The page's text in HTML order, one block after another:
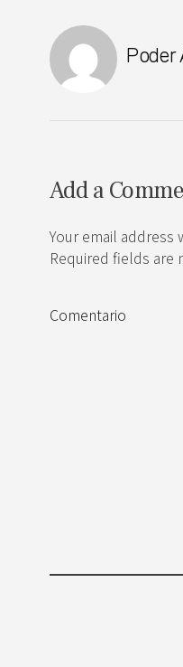
Poder
Add a
Your email
Required fields are
Comentario